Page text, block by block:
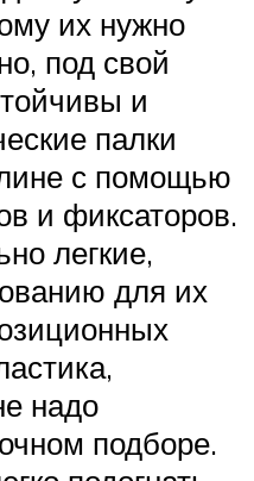
их нужно
под свой
и
палки
с помощью
и фиксаторов.
легкие,
для их
надо
подборе.